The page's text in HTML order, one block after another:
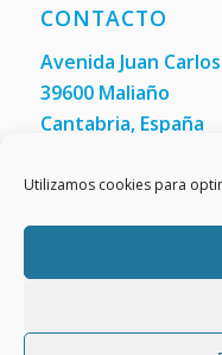
Utilizamos cookies para
CONTACTO
Avenida Juan
39600 Maliaño
Cantabria, España
Fax:(+34) 942 200